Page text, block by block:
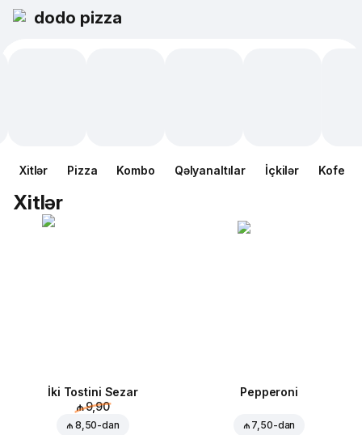
dodo pizza
Xitlər Pizza Kombo Qəlyanaltılar İçkilər Kofe
Xitlər
İki Tostini Sezar
₼ 9,90
₼ 8,50-dan
Pepperoni
₼ 7,50-dan